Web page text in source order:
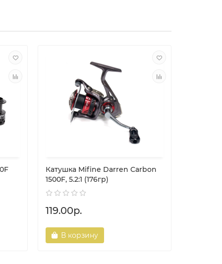
Катушка Mifine Darren Carbon
1500F, 5.2:1 (176гр)
119.00р.
В корзину